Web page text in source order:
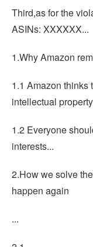
Third,as for the
ASINs: XXXXXX...
1.Why Amazon
1.1 Amazon thinks
intellectual
1.2 Everyone
interests...
2.How we solve
happen again
...